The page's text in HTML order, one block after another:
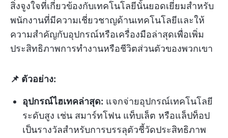
สิ่งจูงใจที่เกี่ยวข้องกับเทคโนโลยีนั้นยอดเยี่ยมสำหรับ
พนักงานที่มีความเชี่ยวชาญด้านเทคโนโลยีและให้
ความสำคัญกับอุปกรณ์หรือเครื่องมือล่าสุดเพื่อเพิ่ม
ประสิทธิภาพการทำงานหรือชีวิตส่วนตัวของพวกเขา
📌 ตัวอย่าง:
อุปกรณ์ไฮเทคล่าสุด: แจกจ่ายอุปกรณ์เทคโนโลยี
ระดับสูง เช่น สมาร์ทโฟน แท็บเล็ต หรือแล็ปท็อป
เป็นรางวัลสำหรับการบรรลุตัวชี้วัดประสิทธิภาพ